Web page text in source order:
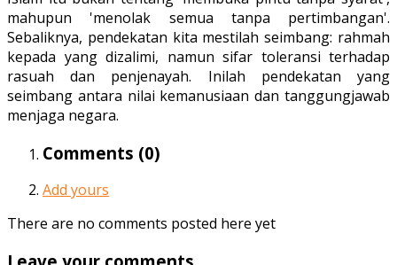
mahupun 'menolak semua tanpa pertimbangan'.
Sebaliknya, pendekatan kita mestilah seimbang: rahmah
kepada yang dizalimi, namun sifar toleransi terhadap
rasuah dan penjenayah. Inilah pendekatan yang
seimbang antara nilai kemanusiaan dan tanggungjawab
menjaga negara.
Comments (0)
Add yours
There are no comments posted here yet